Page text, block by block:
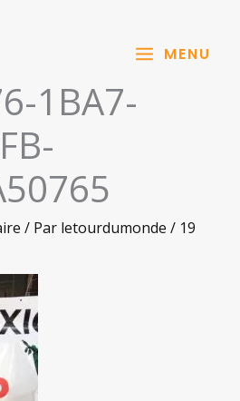
MENU
1BA7-
/ Par letourdumonde / 19